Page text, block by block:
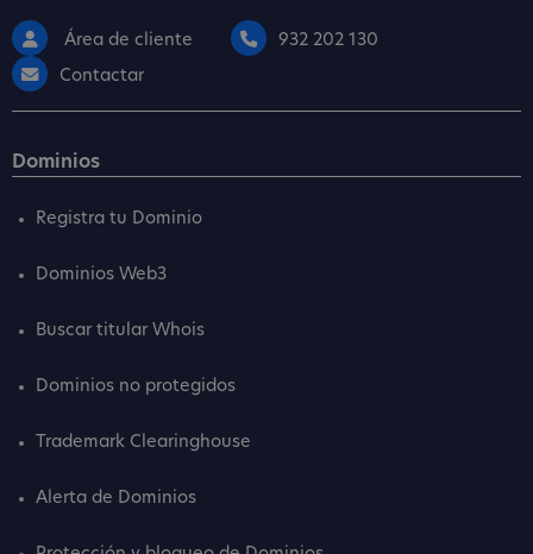
Área de cliente
932 202 130
Contactar
Dominios
Registra tu Dominio
Dominios Web3
Buscar titular Whois
Dominios no protegidos
Trademark Clearinghouse
Alerta de Dominios